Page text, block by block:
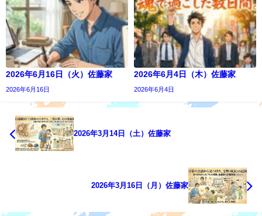
2026年6月16日（火）佐藤家
2026年6月16日
2026年6月4日（木）佐藤家
2026年6月4日
2026年3月14日（土）佐藤家
2026年3月16日（月）佐藤家